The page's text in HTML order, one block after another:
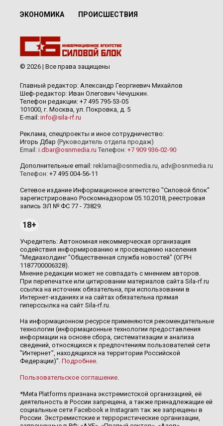
ЭКОНОМИКА ПРОИСШЕСТВИЯ
© 2026 | Все права защищены
Главный редактор: Александр Георгиевич Михайлов
Шеф-редактор: Иван Олегович Чечушкин.
Телефон редакции: +7 495 795-53-05
101000, г. Москва, ул. Покровка, д. 5
E-mail: info@sila-rf.ru
Реклама, спецпроекты и иное сотрудничество:
Игорь Дбар (Руководитель отдела продаж)
Email: i.dbar@osnmedia.ru Телефон: +7 909 936-02-90
Дополнительные email: reklama@osnmedia.ru, adv@osnmedia.ru
Телефон: +7 495 004-56-11
Сетевое издание Информационное агентство "Силовой блок"
зарегистрировано Роскомнадзором 05.10.2018, реестровая
запись ЭЛ № ФС 77 - 73829.
18+
Учредитель: Автономная некоммерческая организация
содействия информированию и просвещению населения
"Медиахолдинг "Общественная служба новостей" (ОГРН
1187700006328).
Мнение редакции может не совпадать с мнением авторов.
При перепечатке или цитировании материалов сайта Sila-rf.ru
ссылка на источник обязательна, при использовании в
Интернет-изданиях и на сайтах обязательна прямая
гиперссылка на сайт Sila-rf.ru.
На информационном ресурсе применяются рекомендательные
технологии (информационные технологии предоставления
информации на основе сбора, систематизации и анализа
сведений, относящихся к предпочтениям пользователей сети
"Интернет", находящихся на территории Российской
Федерации)". Подробнее.
Пользовательское соглашение.
*Meta Platforms признана экстремистской организацией, её
деятельность в России запрещена, а также принадлежащие ей
социальные сети Facebook и Instagram так же запрещены в
России. Экстремистские и террористические организации,